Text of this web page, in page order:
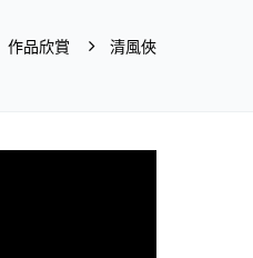
作品欣賞 清風俠